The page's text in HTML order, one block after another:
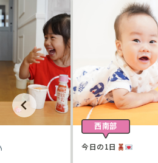
西南部
今日の1日